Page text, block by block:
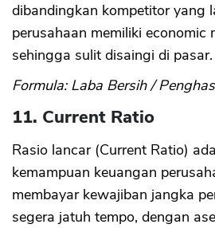
dibandingkan kompetitor yang
perusahaan memiliki economic
sehingga sulit disaingi di pasar.
Formula: Laba Bersih /
11. Current Ratio
Rasio lancar (Current Ratio)
kemampuan keuangan
membayar kewajiban jangka
segera jatuh tempo, dengan